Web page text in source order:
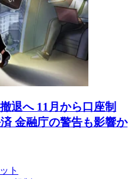
退へ 11月から口座制
金融庁の警告も影響か
ト